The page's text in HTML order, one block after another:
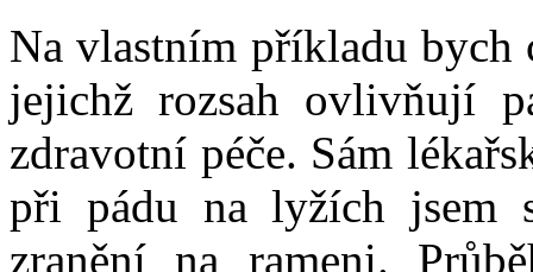
Na vlastním příkladu bych
jejichž rozsah ovlivňují
zdravotní péče. Sám
při pádu na lyžích jsem
zranění na rameni.